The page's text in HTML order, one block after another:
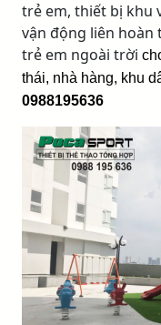
trẻ em, thiết bị khu
vận động liên hoàn
trẻ em ngoài trời
thái, nhà hàng, khu
0988195636